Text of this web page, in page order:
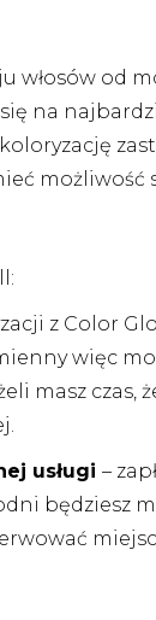
od
na
z Color
więc
masz
usługi–
będziesz